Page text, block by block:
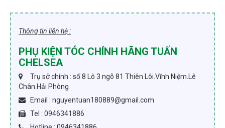
Thông tin liên hệ :
PHỤ KIỆN TÓC CHÍNH HÃNG TUẤN
CHELSEA
Trụ sở chính : số 8 Lô 3 ngõ 81 Thiên Lôi.Vĩnh Niệm.Lê
Chân.Hải Phòng
Email : nguyentuan180889@gmail.com
Tel : 0946341886